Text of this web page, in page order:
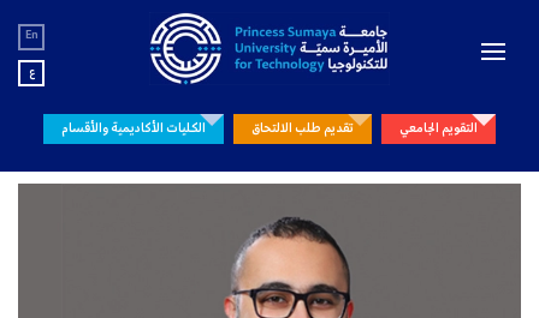
En
ع
التقويم الجامعي تقديم طلب الالتحاق الكليات الأكاديمية والأقسام